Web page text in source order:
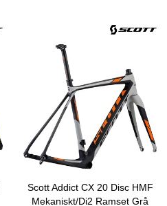
Scott Addict CX 20 Disc HMF
Mekaniskt/Di2 Ramset Grå